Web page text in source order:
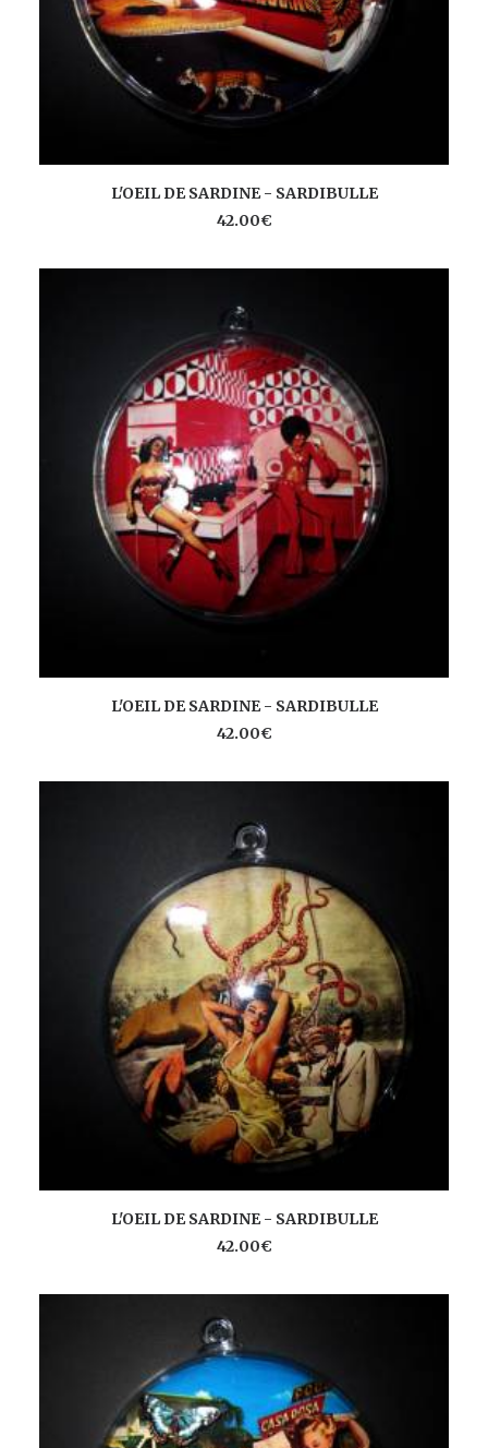
AJOUTER AU PANIER
L'OEIL DE SARDINE - SARDIBULLE
42.00€
AJOUTER AU PANIER
L'OEIL DE SARDINE - SARDIBULLE
42.00€
AJOUTER AU PANIER
L'OEIL DE SARDINE - SARDIBULLE
42.00€